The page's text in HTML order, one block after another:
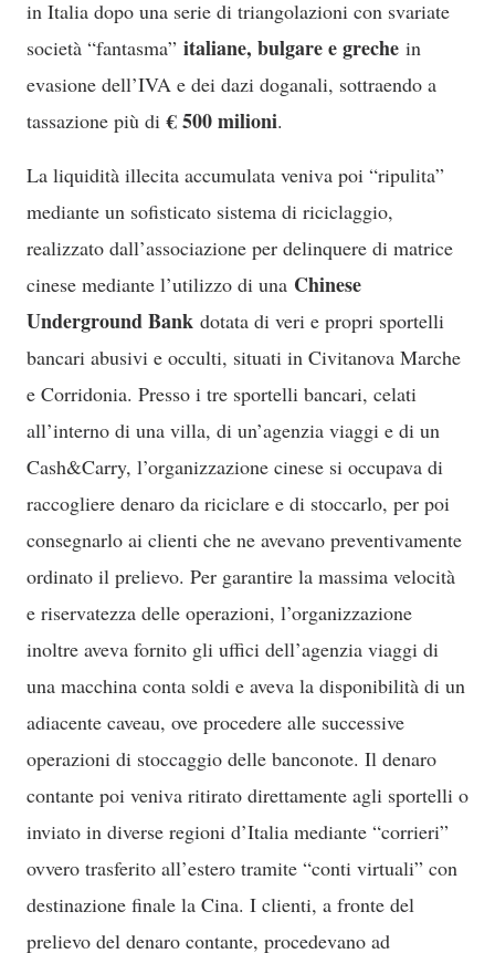
in Italia dopo una serie di triangolazioni con svariate
società “fantasma” italiane, bulgare e greche in
evasione dell’IVA e dei dazi doganali, sottraendo a
tassazione più di€ 500 milioni.
La liquidità illecita accumulata veniva poi “ripulita”
mediante un sofisticato sistema di riciclaggio,
realizzato dall’associazione per delinquere di matrice
cinese mediante l’utilizzo di una Chinese
Underground Bank dotata di veri e propri sportelli
bancari abusivi e occulti, situati in Civitanova Marche
e Corridonia. Presso i tre sportelli bancari, celati
all’interno di una villa, di un’agenzia viaggi e di un
Cash&Carry, l’organizzazione cinese si occupava di
raccogliere denaro da riciclare e di stoccarlo, per poi
consegnarlo ai clienti che ne avevano preventivamente
ordinato il prelievo. Per garantire la massima velocità
e riservatezza delle operazioni, l’organizzazione
inoltre aveva fornito gli uffici dell’agenzia viaggi di
una macchina conta soldi e aveva la disponibilità di un
adiacente caveau, ove procedere alle successive
operazioni di stoccaggio delle banconote. Il denaro
contante poi veniva ritirato direttamente agli sportelli o
inviato in diverse regioni d’Italia mediante “corrieri”
ovvero trasferito all’estero tramite “conti virtuali” con
destinazione finale la Cina. I clienti, a fronte del
prelievo del denaro contante, procedevano ad